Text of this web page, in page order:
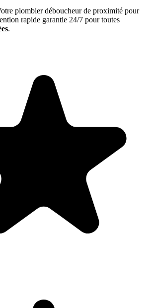
plombier déboucheur de proximité pour
rapide garantie 24/7 pour toutes
.